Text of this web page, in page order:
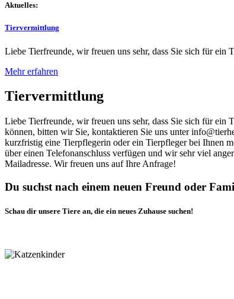
Aktuelles:
Tiervermittlung
Liebe Tierfreunde, wir freuen uns sehr, dass Sie sich für ein
Mehr erfahren
Tiervermittlung
Liebe Tierfreunde, wir freuen uns sehr, dass Sie sich für ein
können, bitten wir Sie, kontaktieren Sie uns unter
kurzfristig eine Tierpflegerin oder ein Tierpfleger bei Ihnen
über einen Telefonanschluss verfügen und wir sehr viel
Mailadresse. Wir freuen uns auf Ihre Anfrage!
Du suchst nach einem neuen Freund oder
Schau dir unsere Tiere an, die ein neues Zuhause suchen!